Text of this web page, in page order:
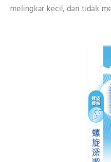
melingkar kecil, dan tidak